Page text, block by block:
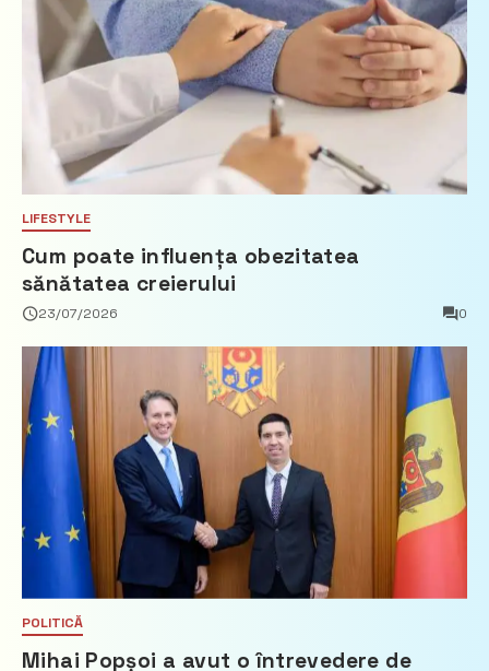
LIFESTYLE
Cum poate influența obezitatea
sănătatea creierului
23/07/2026 0
POLITICĂ
Mihai Popșoi a avut o întrevedere de